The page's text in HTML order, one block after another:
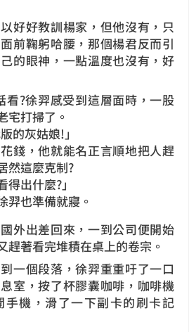
好好教訓楊家，但他沒有，只
前鞠躬哈腰，那個楊君反而引
的眼神，一點溫度也沒有，好
看?徐羿感受到這層面時，一股
宅打掃了。
的灰姑娘!」
錢，他就能名正言順地把人趕
然這麼克制?
得出什麼?」
羿也準備就寢。
外出差回來，一到公司便開始
趕著看完堆積在桌上的卷宗。
一個段落，徐羿重重吁了一口
室，按了杯膠囊咖啡，咖啡機
機，滑了一下副卡的刷卡記